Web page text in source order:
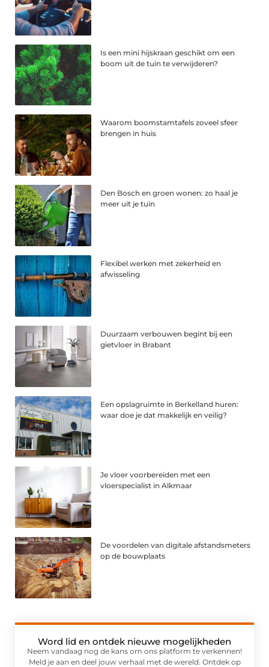
Is een mini hijskraan geschikt om een
boom uit de tuin te verwijderen?
Waarom boomstamtafels zoveel sfeer
brengen in huis
Den Bosch en groen wonen: zo haal je
meer uit je tuin
Flexibel werken met zekerheid en
afwisseling
Duurzaam verbouwen begint bij een
gietvloer in Brabant
Een opslagruimte in Berkelland huren:
waar doe je dat makkelijk en veilig?
Je vloer voorbereiden met een
vloerspecialist in Alkmaar
De voordelen van digitale afstandsmeters
op de bouwplaats
Word lid en ontdek nieuwe mogelijkheden
Neem vandaag nog de kans om ons platform te verkennen!
Meld je aan en deel jouw verhaal met de wereld. Ontdek op